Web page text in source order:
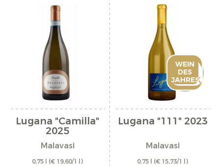
Lugana "Camilla"
2025
Malavasi
0,75 l (€ 19,60/1 l)
OUT
OF
STOCK
WEIN
DES
JAHRES
Lugana "111" 2023
Malavasi
0,75 l (€ 15,73/1 l)